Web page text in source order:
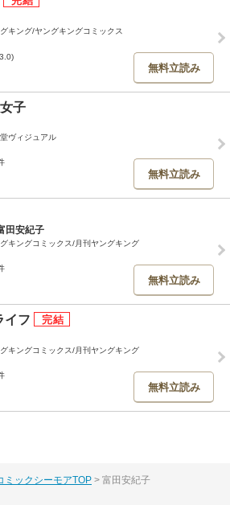
キング/ヤングキングコミックス
無料立読み
子
ヴィジュアル
無料立読み
田安紀子
キングコミックス/月刊ヤングキング
無料立読み
イフ
キングコミックス/月刊ヤングキング
無料立読み
ミックシーモアTOP 富田安紀子